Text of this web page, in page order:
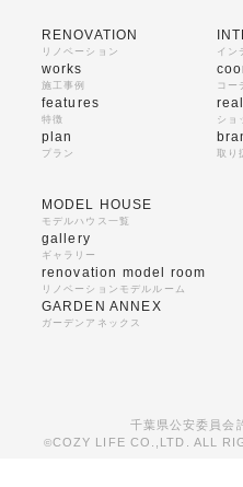
RENOVATION
リノベーション
works
施工事例
features
特徴
plan
プラン
イン
コー
ショ
取り
MODEL HOUSE
モデルハウス一覧
gallery
ギャラリー
renovation model room
リノベーションモデルルーム
GARDEN ANNEX
ガーデンアネックス
千葉県公安委員会
©COZY LIFE CO.,LTD. ALL